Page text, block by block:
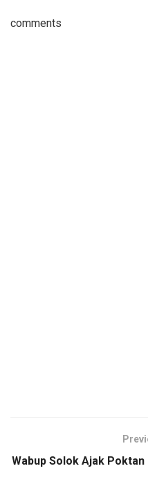
comments
​Wabup Solok Ajak